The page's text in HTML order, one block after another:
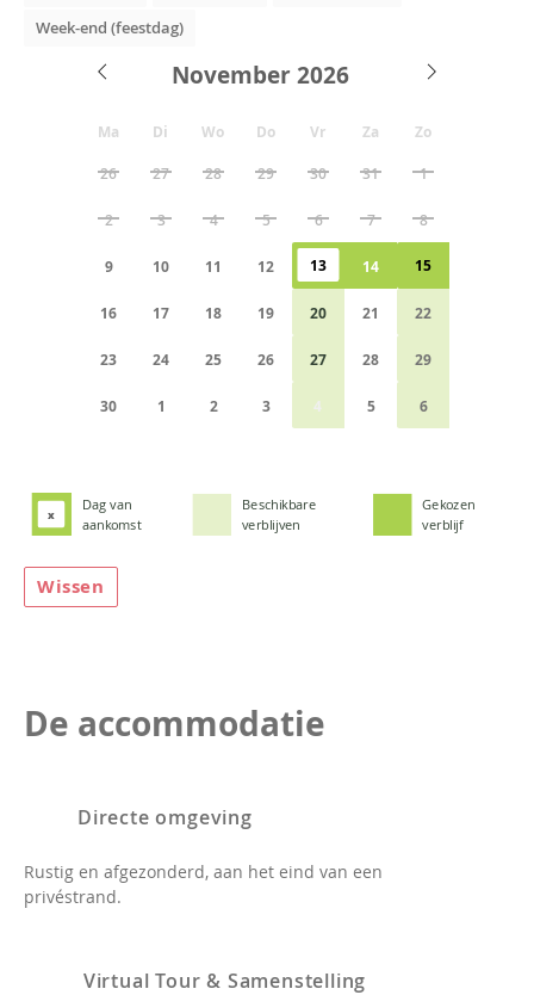
Week-end (feestdag)
November
Ma Di Wo Do Vr Za Zo
26 27 28 29 30 31 1
2 3 4 5 6 7 8
9 10 11 12 13 14 15
16 17 18 19 20 21 22
23 24 25 26 27 28 29
30 1 2 3 4 5 6
x
Dag van
aankomst
Beschikbare
verblijven
Gekozen
verblijf
Wissen
De accommodatie
Directe omgeving
Rustig en afgezonderd, aan het eind van een
privéstrand.
Virtual Tour & Samenstelling